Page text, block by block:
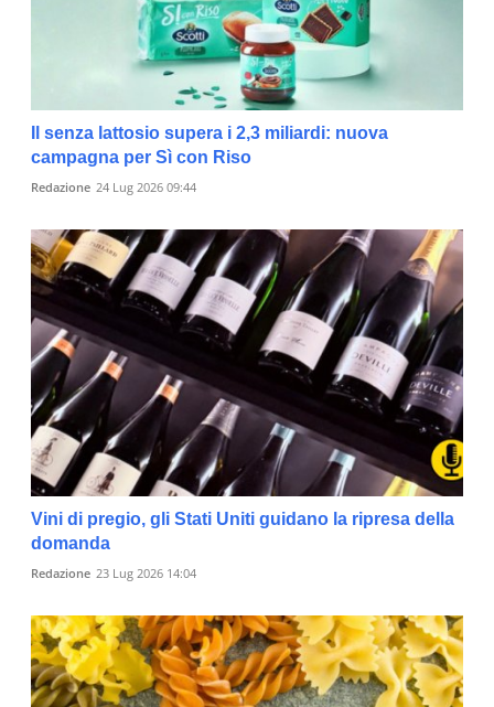
Il senza lattosio supera i 2,3 miliardi: nuova
campagna per Sì con Riso
Redazione 24 Lug 2026 09:44
Vini di pregio, gli Stati Uniti guidano la ripresa della
domanda
Redazione 23 Lug 2026 14:04